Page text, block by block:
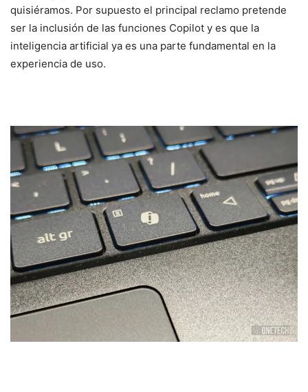
quisiéramos. Por supuesto el principal reclamo pretende
ser la inclusión de las funciones Copilot y es que la
inteligencia artificial ya es una parte fundamental en la
experiencia de uso.